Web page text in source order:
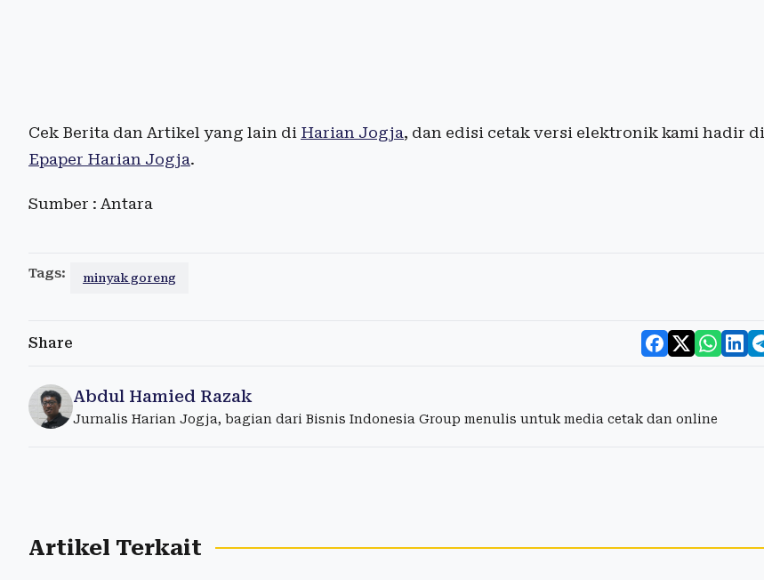
Cek Berita dan Artikel yang lain di Harian Jogja, dan edisi cetak versi elektronik kami hadir di
Epaper Harian Jogja.
Sumber : Antara
Tags: minyak goreng
Share
Abdul Hamied Razak
Jurnalis Harian Jogja, bagian dari Bisnis Indonesia Group menulis untuk media cetak dan online
Artikel Terkait